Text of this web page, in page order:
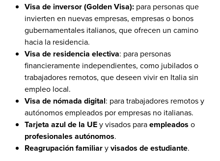
Visa de inversor (Golden Visa): para personas que
invierten en nuevas empresas, empresas o bonos
gubernamentales italianos, que ofrecen un camino
hacia la residencia.
Visa de residencia electiva: para personas
financieramente independientes, como jubilados o
trabajadores remotos, que deseen vivir en Italia sin
empleo local.
Visa de nómada digital: para trabajadores remotos y
autónomos empleados por empresas no italianas.
Tarjeta azul de la UEy visados paraempleados o
profesionales autónomos.
Reagrupación familiaryvisados de estudiante.